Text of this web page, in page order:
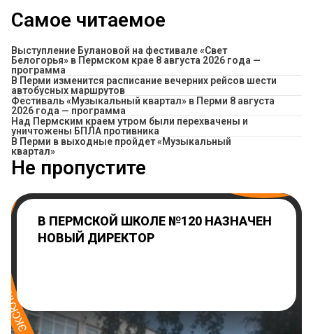
Самое читаемое
Выступление Булановой на фестивале «Свет
Белогорья» в Пермском крае 8 августа 2026 года —
программа
​В Перми изменится расписание вечерних рейсов шести
автобусных маршрутов
Фестиваль «Музыкальный квартал» в Перми 8 августа
2026 года — программа
Над Пермским краем утром были перехвачены и
уничтожены БПЛА противника
В Перми в выходные пройдет «Музыкальный
квартал»
Не пропустите
В ПЕРМСКОЙ ШКОЛЕ №120 НАЗНАЧЕН
НОВЫЙ ДИРЕКТОР